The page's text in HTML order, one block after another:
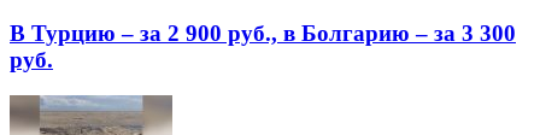
В Турцию – за 2 900 руб., в Болгарию – за 3 300
руб.